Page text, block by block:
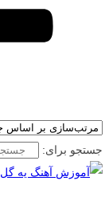
جستجو برای: